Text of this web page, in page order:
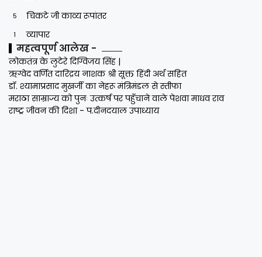
5 चिकटे जी काव्य रूपांतर
1 व्यापार
महत्वपूर्ण आलेख -
लोकतंत्र के लुटेरे दिग्विजय सिंह |
ऋग्वेद वर्णित दारिद्रय नाशक श्री सूक्त हिंदी अर्थ सहित
डॉ. श्यामाप्रसाद मुखर्जी का नेहरू मंत्रिमंडल से स्तीफा
मराठा साम्राज्य को पुनः उत्कर्ष पर पहुँचाने वाले पेशवा माधव राव
राष्ट्र जीवन की दिशा - प.दीनदयाल उपाध्याय